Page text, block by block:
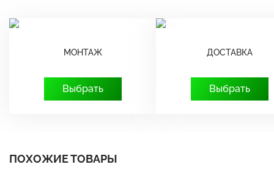
МОНТАЖ
Выбрать
ДОСТАВКА
Выбрать
ПОХОЖИЕ ТОВАРЫ